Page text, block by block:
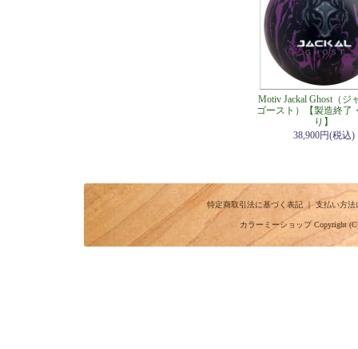
Motiv Jackal Ghost（ジ
ゴースト）【製造終了
り】
38,900円(税込)
特定商取引法に基づく表記｜支払い方法
カラーミーショップCopyright